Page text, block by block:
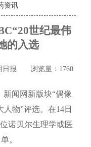
资讯
世纪最伟
的入选
日报 浏览量：1760
新闻网新版块“偶像
人物”评选。在14日
诺贝尔生理学或医
。